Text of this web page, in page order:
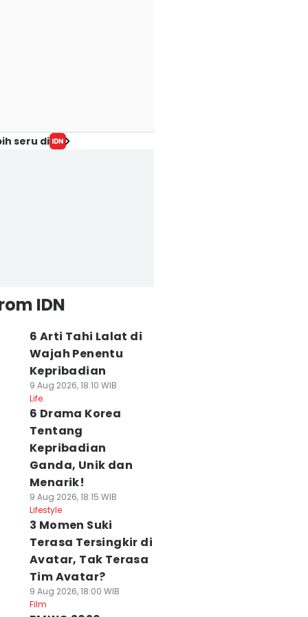
seru di
IDN
6 Arti Tahi Lalat di
Wajah Penentu
Kepribadian
9 Aug 2026, 18:10 WIB
Life
6 Drama Korea
Tentang
Kepribadian
Ganda, Unik dan
Menarik!
9 Aug 2026, 18:15 WIB
Lifestyle
3 Momen Suki
Terasa Tersingkir di
Avatar, Tak Terasa
Tim Avatar?
9 Aug 2026, 18:00 WIB
Film